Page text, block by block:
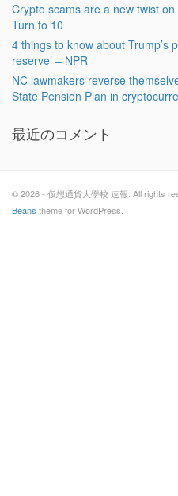
Crypto scams are a new twist
Turn to 10
4 things to know about Trump’s
reserve’ – NPR
NC lawmakers reverse
State Pension Plan in
最近のコメント
© 2026 - 仮想通貨大學校 速報. All rights
Beans theme for WordPress.